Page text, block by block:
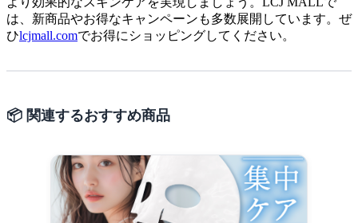
は、新商品やお得なキャンペーンも多数展開しています。ぜ
ひlcjmall.comでお得にショッピングしてください。
📦 関連するおすすめ商品